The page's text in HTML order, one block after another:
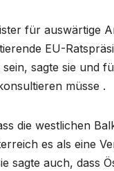
für auswärtige
EU-
sein, sagte sie und
müsse .
die westlichen
es als eine
sagte auch, dass